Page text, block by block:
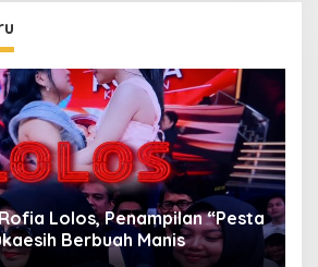
Lolos, Penampilan “Pesta
Berbuah Manis